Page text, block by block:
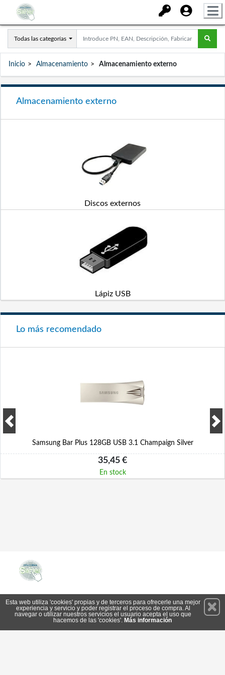
Todas las categorías
Inicio Almacenamiento Almacenamiento externo
Almacenamiento externo
Discos externos
Lápiz USB
Lo más recomendado
Samsung Bar Plus 128GB USB 3.1 Champaign Silver
35,45 €
En stock
Suscríbete
Esta web utiliza 'cookies' propias y de terceros para ofrecerle una mejor
experiencia y servicio y poder registrar el proceso de compra. Al
navegar o utilizar nuestros servicios el usuario acepta el uso que
hacemos de las 'cookies'. Más información